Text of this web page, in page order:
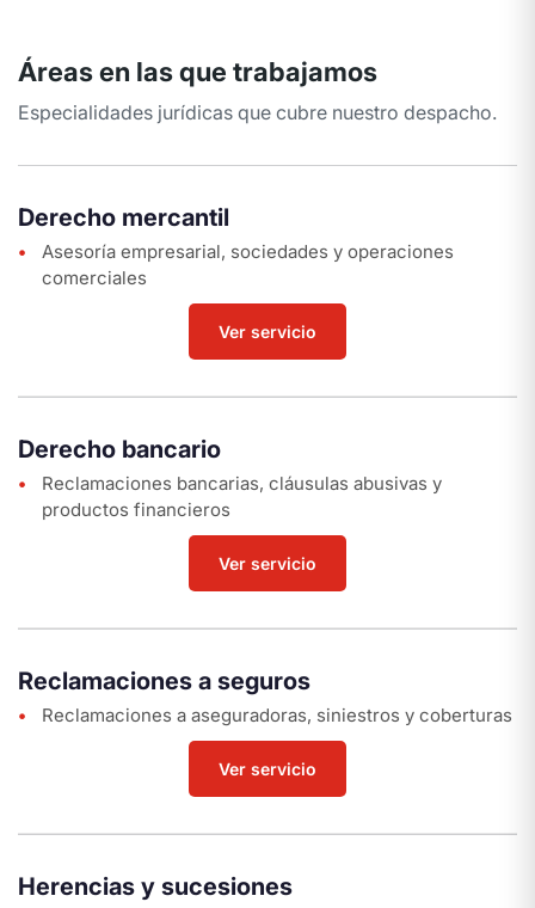
Áreas en las que trabajamos
Especialidades jurídicas que cubre nuestro despacho.
Derecho mercantil
Asesoría empresarial, sociedades y operaciones
comerciales
Ver servicio
Derecho bancario
Reclamaciones bancarias, cláusulas abusivas y
productos financieros
Ver servicio
Reclamaciones a seguros
Reclamaciones a aseguradoras, siniestros y coberturas
Ver servicio
Herencias y sucesiones